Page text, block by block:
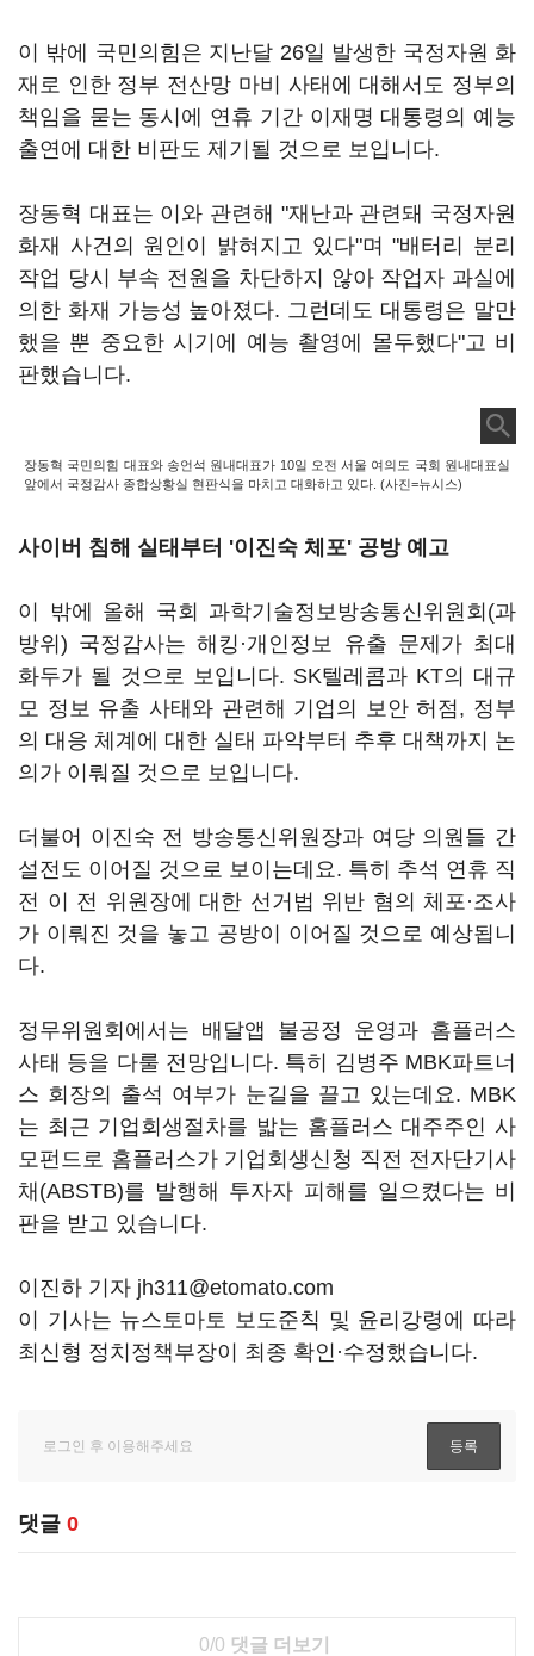
이 밖에 국민의힘은 지난달 26일 발생한 국정자원 화
재로 인한 정부 전산망 마비 사태에 대해서도 정부의
책임을 묻는 동시에 연휴 기간 이재명 대통령의 예능
출연에 대한 비판도 제기될 것으로 보입니다.
장동혁 대표는 이와 관련해 "재난과 관련돼 국정자원
화재 사건의 원인이 밝혀지고 있다"며 "배터리 분리
작업 당시 부속 전원을 차단하지 않아 작업자 과실에
의한 화재 가능성 높아졌다. 그런데도 대통령은 말만
했을 뿐 중요한 시기에 예능 촬영에 몰두했다"고 비
판했습니다.
장동혁 국민의힘 대표와 송언석 원내대표가 10일 오전 서울 여의도 국회 원내대표실
앞에서 국정감사 종합상황실 현판식을 마치고 대화하고 있다. (사진=뉴시스)
사이버 침해 실태부터 '이진숙 체포' 공방 예고
이 밖에 올해 국회 과학기술정보방송통신위원회(과
방위) 국정감사는 해킹·개인정보 유출 문제가 최대
화두가 될 것으로 보입니다. SK텔레콤과 KT의 대규
모 정보 유출 사태와 관련해 기업의 보안 허점, 정부
의 대응 체계에 대한 실태 파악부터 추후 대책까지 논
의가 이뤄질 것으로 보입니다.
더불어 이진숙 전 방송통신위원장과 여당 의원들 간
설전도 이어질 것으로 보이는데요. 특히 추석 연휴 직
전 이 전 위원장에 대한 선거법 위반 혐의 체포·조사
가 이뤄진 것을 놓고 공방이 이어질 것으로 예상됩니
다.
정무위원회에서는 배달앱 불공정 운영과 홈플러스
사태 등을 다룰 전망입니다. 특히 김병주 MBK파트너
스 회장의 출석 여부가 눈길을 끌고 있는데요. MBK
는 최근 기업회생절차를 밟는 홈플러스 대주주인 사
모펀드로 홈플러스가 기업회생신청 직전 전자단기사
채(ABSTB)를 발행해 투자자 피해를 일으켰다는 비
판을 받고 있습니다.
이진하 기자 jh311@etomato.com
이 기사는 뉴스토마토 보도준칙 및 윤리강령에 따라
최신형 정치정책부장이 최종 확인·수정했습니다.
댓글 0
0/0 댓글 더보기